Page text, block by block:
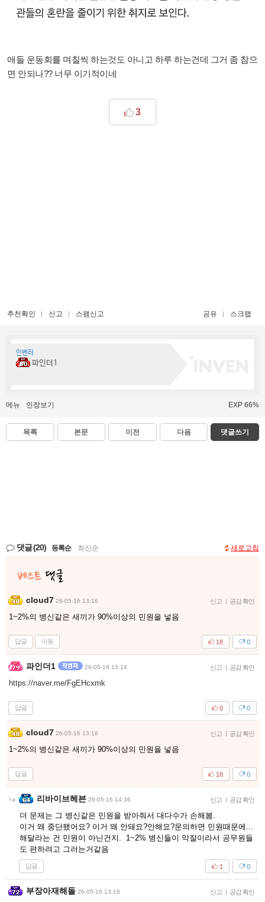
애들 운동회를 며칠씩 하는것도 아니고 하루 하는건데 그거 좀 참으
면 안되나?? 너무 이기적이네
3
추천확인 신고 스팸신고 공유 스크랩
인벤러
파인더1
메뉴 인장보기 EXP 66%
목록 본문 이전 다음 댓글쓰기
댓글(20) 등록순 최신순 새로고침
cloud7 26-05-16 13:16 신고 | 공감 확인
1~2%의 병신같은 새끼가 90%이상의 민원을 넣음
답글 이동 0
18
파인더1 26-05-16 13:14 신고 | 공감 확인
https://naver.me/FgEHcxmk
답글 0
0
cloud7 26-05-16 13:16 신고 | 공감 확인
1~2%의 병신같은 새끼가 90%이상의 민원을 넣음
답글 0
18
리바이브헤븐 26-05-16 14:36 신고 | 공감 확인
더 문제는 그 병신같은 민원을 받아줘서 대다수가 손해봄.
이거 왜 중단됐어요? 이거 왜 안돼요?안해요?문의하면 민원때문에...
해달라는 건 민원이 아닌건지. 1~2% 병신들이 악질이라서 공무원들
도 편하려고 그러는거같음
답글 0
1
부장아재해돌 26-05-16 13:16 신고 | 공감 확인